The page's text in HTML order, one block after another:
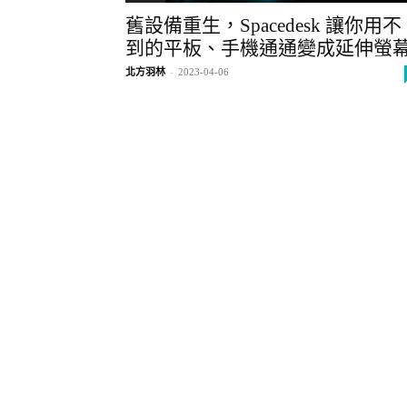
舊設備重生，Spacedesk 讓你用不
到的平板、手機通通變成延伸螢
北方羽林 - 2023-04-06